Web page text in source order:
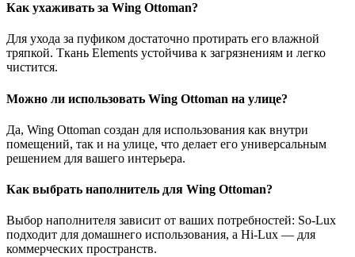
Как ухаживать за Wing Ottoman?
Для ухода за пуфиком достаточно протирать его влажной
тряпкой. Ткань Elements устойчива к загрязнениям и легко
чистится.
Можно ли использовать Wing Ottoman на улице?
Да, Wing Ottoman создан для использования как внутри
помещений, так и на улице, что делает его универсальным
решением для вашего интерьера.
Как выбрать наполнитель для Wing Ottoman?
Выбор наполнителя зависит от ваших потребностей: So-Lux
подходит для домашнего использования, а Hi-Lux — для
коммерческих пространств.